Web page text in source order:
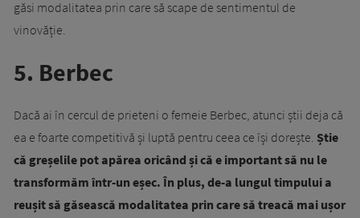
găsi modalitatea prin care să scape de sentimentul de
vinovăție.
5. Berbec
Dacă ai în cercul de prieteni o femeie Berbec, atunci știi deja că
ea e foarte competitivă și luptă pentru ceea ce își dorește. Știe
că greșelile pot apărea oricând și că e important să nu le
transformăm într-un eșec. În plus, de-a lungul timpului a
reușit să găsească modalitatea prin care să treacă mai ușor